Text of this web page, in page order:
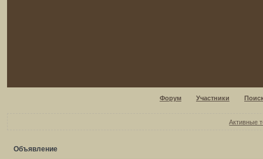
Форум Участники
Активные
Объявление